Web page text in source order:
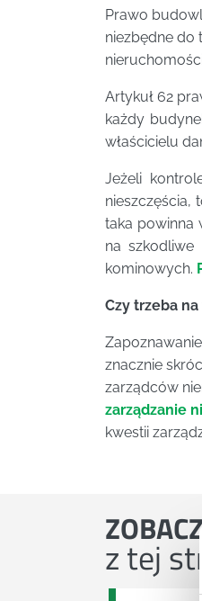
Prawo
niezbędne do
Artykuł 62
każdy
właścicielu
Jeżeli
nieszczęścia,
taka powinna
na szkodliwe
kominowych.
Czy trzeba
znacznie
zarządców
zarządzanie
kwestii
ZOBACZ
z tej